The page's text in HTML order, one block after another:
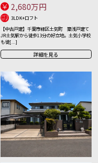
2,680万円
3LDK+ロフト
【中古戸建】千葉市緑区土気町 築浅戸建て
JR土気駅から徒歩13分の好立地。土気小学校
も徒[...]
詳細を見る